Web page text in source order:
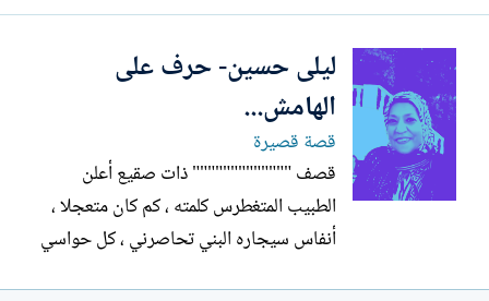
.. أصناما من ألم تتجمع كرة : تقذفها هذي
الراس وتلك القدم تتفرق أشلاء من عدم...
ليلى حسين- حرف على
الهامش...
قصة قصيرة
قصف """"""""""""" ذات صقيع أعلن
الطبيب المتغطرس كلمته ، كم كان متعجلا ،
أنفاس سيجاره البني تحاصرني ، كل حواسي